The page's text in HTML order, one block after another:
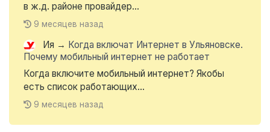
в ж.д. районе провайдер...
9 месяцев назад
Ия → Когда включат Интернет в Ульяновске.
Почему мобильный интернет не работает
Когда включите мобильный интернет? Якобы
есть список работающих...
9 месяцев назад